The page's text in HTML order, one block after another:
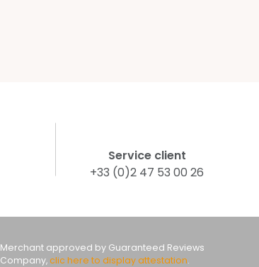
Service client
+33 (0)2 47 53 00 26
Merchant approved by Guaranteed Reviews
Company,clic here to display attestation.